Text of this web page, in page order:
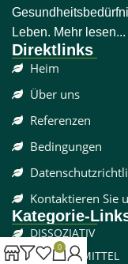
Leben. Mehr lesen...
Direktlinks
Heim
Über uns
Referenzen
Bedingungen
Kontaktieren Sie
Kategorie-
DISSOZIATIV
SCHMERZMITTEL
0